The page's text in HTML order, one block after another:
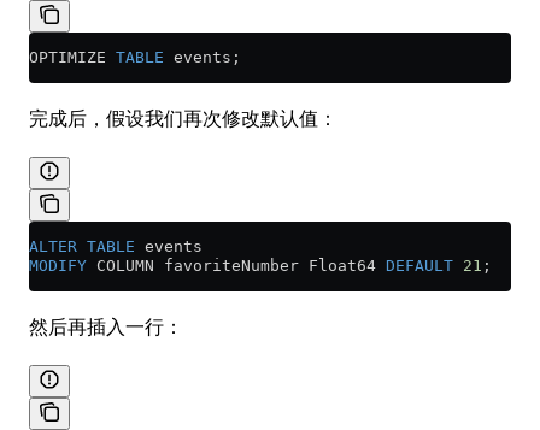
OPTIMIZE TABLE events;
完成后，假设我们再次修改默认值：
ALTER TABLE events
MODIFY COLUMN favoriteNumber Float64 DEFAULT 21 ;
然后再插入一行：